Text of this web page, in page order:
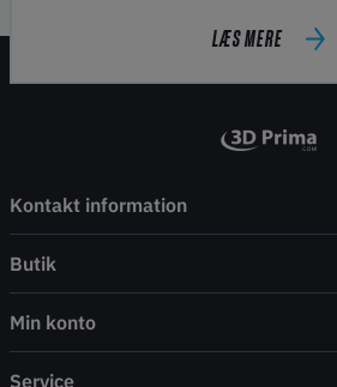
LÆS MERE
Kontakt information
Butik
Min konto
Service